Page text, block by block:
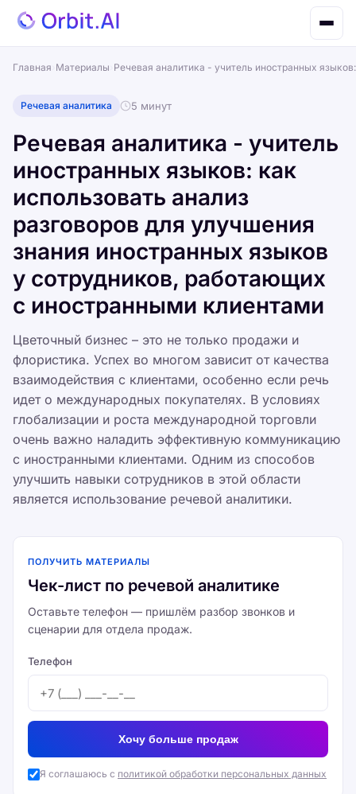
Главная Материалы Речевая аналитика - учитель иностранных
Речевая аналитика 5 минут
Речевая аналитика - учитель
иностранных языков: как
использовать анализ
разговоров для улучшения
знания иностранных языков
у сотрудников, работающих
с иностранными клиентами
Цветочный бизнес – это не только продажи и
флористика. Успех во многом зависит от качества
взаимодействия с клиентами, особенно если речь
идет о международных покупателях. В условиях
глобализации и роста международной торговли
очень важно наладить эффективную коммуникацию
с иностранными клиентами. Одним из способов
улучшить навыки сотрудников в этой области
является использование речевой аналитики.
ПОЛУЧИТЬ МАТЕРИАЛЫ
Чек-лист по речевой аналитике
Оставьте телефон — пришлём разбор звонков и
сценарии для отдела продаж.
Телефон
Хочу больше продаж
Я соглашаюсь с политикой обработки персональных данных